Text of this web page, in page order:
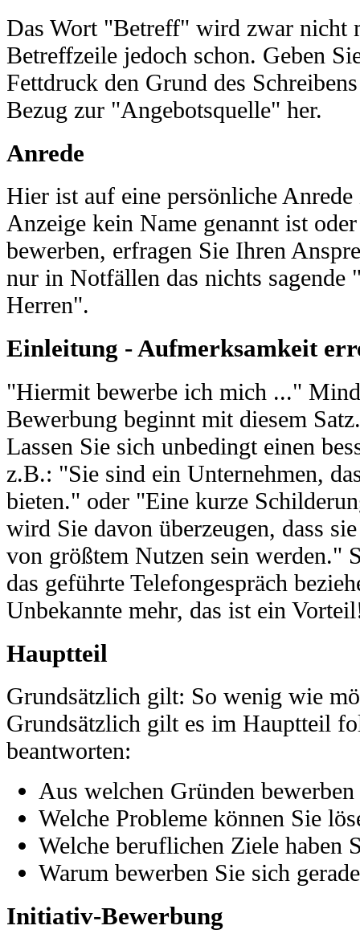
Das Wort "Betreff" wird zwar nicht
Betreffzeile jedoch schon. Geben
Fettdruck den Grund des
Bezug zur "Angebotsquelle" her.
Anrede
Hier ist auf eine persönliche
Anzeige kein Name genannt ist
bewerben, erfragen Sie Ihren
nur in Notfällen das nichts sagende
Herren".
Einleitung - Aufmerksamkeit
"Hiermit bewerbe ich mich ..."
Bewerbung beginnt mit diesem
Lassen Sie sich unbedingt einen
z.B.: "Sie sind ein Unternehmen,
bieten." oder "Eine kurze
wird Sie davon überzeugen, dass
von größtem Nutzen sein werden."
das geführte Telefongespräch
Unbekannte mehr, das ist ein
Hauptteil
Grundsätzlich gilt: So wenig wie
Grundsätzlich gilt es im Hauptteil
beantworten:
Aus welchen Gründen
Welche Probleme können Sie
Welche beruflichen Ziele haben
Warum bewerben Sie sich
Initiativ-Bewerbung